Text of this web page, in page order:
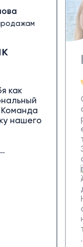
как
Команда
нашего